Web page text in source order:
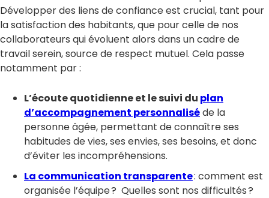
Développer des liens de confiance est crucial, tant pour
la satisfaction des habitants, que pour celle de nos
collaborateurs qui évoluent alors dans un cadre de
travail serein, source de respect mutuel. Cela passe
notamment par :
L’écoute quotidienne et le suivi du plan
d’accompagnement personnaliséde la
personne âgée, permettant de connaître ses
habitudes de vies, ses envies, ses besoins, et donc
d’éviter les incompréhensions.
La communication transparente: comment est
organisée l’équipe ? Quelles sont nos difficultés ?